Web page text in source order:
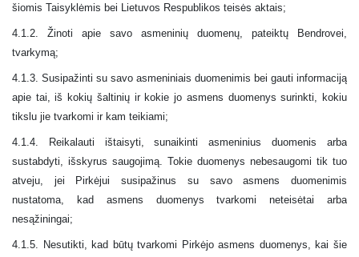
šiomis Taisyklėmis bei Lietuvos Respublikos teisės aktais;
4.1.2. Žinoti apie savo asmeninių duomenų, pateiktų Bendrovei,
tvarkymą;
4.1.3. Susipažinti su savo asmeniniais duomenimis bei gauti informaciją
apie tai, iš kokių šaltinių ir kokie jo asmens duomenys surinkti, kokiu
tikslu jie tvarkomi ir kam teikiami;
4.1.4. Reikalauti ištaisyti, sunaikinti asmeninius duomenis arba
sustabdyti, išskyrus saugojimą. Tokie duomenys nebesaugomi tik tuo
atveju, jei Pirkėjui susipažinus su savo asmens duomenimis
nustatoma, kad asmens duomenys tvarkomi neteisėtai arba
nesąžiningai;
4.1.5. Nesutikti, kad būtų tvarkomi Pirkėjo asmens duomenys, kai šie